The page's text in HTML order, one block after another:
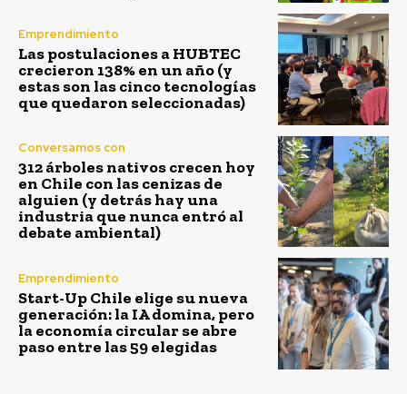
Emprendimiento
Las postulaciones a HUBTEC
crecieron 138% en un año (y
estas son las cinco tecnologías
que quedaron seleccionadas)
Conversamos con
312 árboles nativos crecen hoy
en Chile con las cenizas de
alguien (y detrás hay una
industria que nunca entró al
debate ambiental)
Emprendimiento
Start-Up Chile elige su nueva
generación: la IA domina, pero
la economía circular se abre
paso entre las 59 elegidas